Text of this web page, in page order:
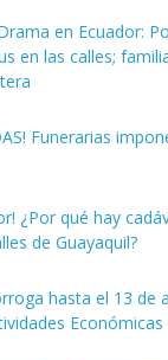
Drama en Ecuador:
en las calles;
Funerarias
¿Por qué hay
de Guayaquil?
hasta el 13 de
Económicas